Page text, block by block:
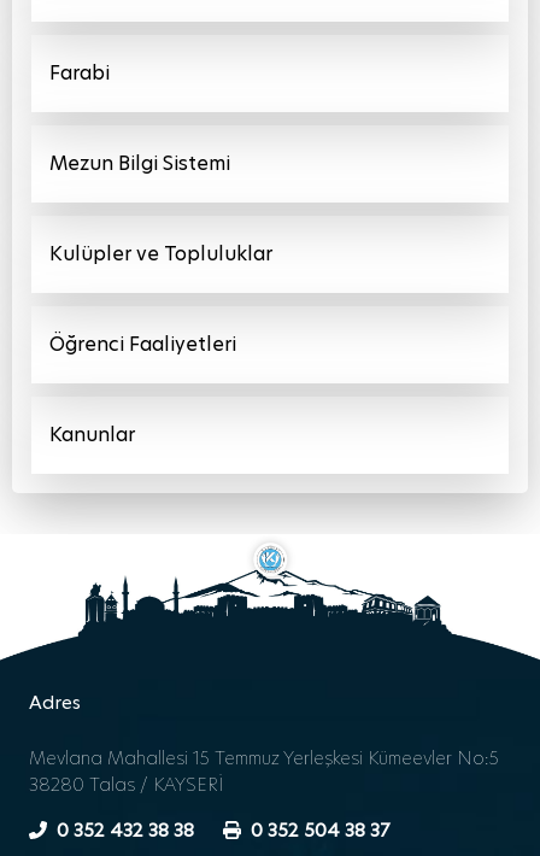
Farabi
Mezun Bilgi Sistemi
Kulüpler ve Topluluklar
Öğrenci Faaliyetleri
Kanunlar
Adres
Mevlana Mahallesi 15 Temmuz Yerleşkesi Kümeevler No:5
38280 Talas / KAYSERİ
0 352 432 38 38
0 352 504 38 37